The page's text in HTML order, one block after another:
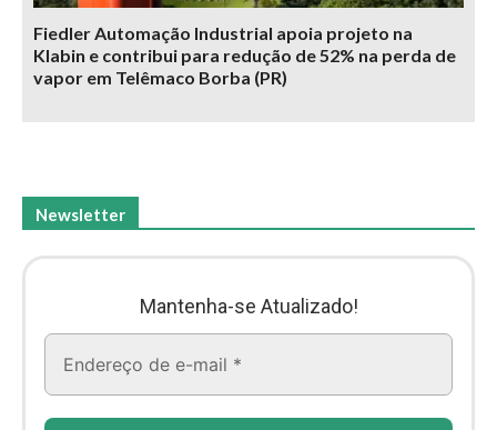
Fiedler Automação Industrial apoia projeto na
Klabin e contribui para redução de 52% na perda de
vapor em Telêmaco Borba (PR)
Newsletter
Mantenha-se Atualizado!